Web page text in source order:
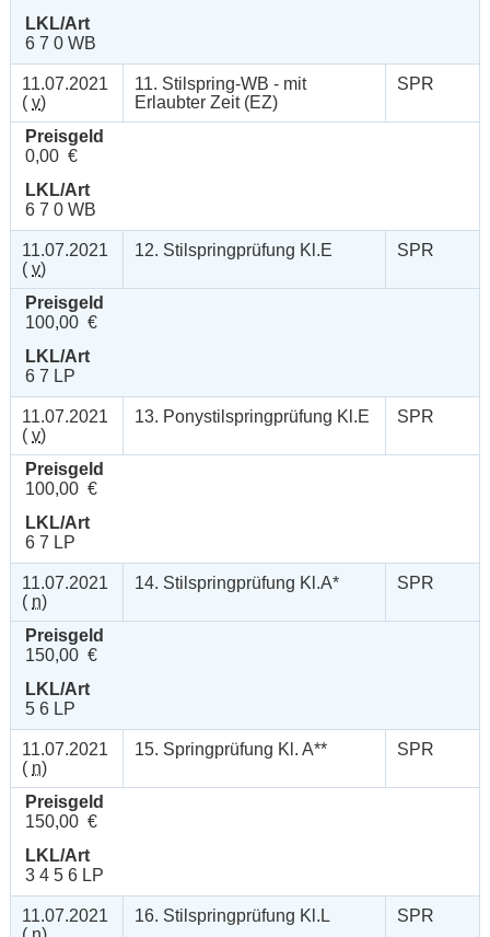
LKL/Art
6 7 0 WB
11.07.2021
( v)
11. Stilspring-WB - mit
Erlaubter Zeit (EZ)
SPR
Preisgeld
0,00 €
LKL/Art
6 7 0 WB
11.07.2021
( v)
12. Stilspringprüfung Kl.E SPR
Preisgeld
100,00 €
LKL/Art
6 7 LP
11.07.2021
( v)
13. Ponystilspringprüfung Kl.E SPR
Preisgeld
100,00 €
LKL/Art
6 7 LP
11.07.2021
( n)
14. Stilspringprüfung Kl.A* SPR
Preisgeld
150,00 €
LKL/Art
5 6 LP
11.07.2021
( n)
15. Springprüfung Kl. A** SPR
Preisgeld
150,00 €
LKL/Art
3 4 5 6 LP
11.07.2021
16. Stilspringprüfung Kl.L SPR